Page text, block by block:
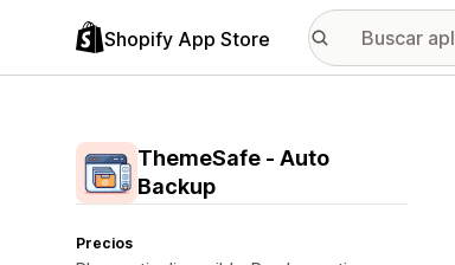
Shopify App Store
ThemeSafe ‑ Auto
Backup
Precios